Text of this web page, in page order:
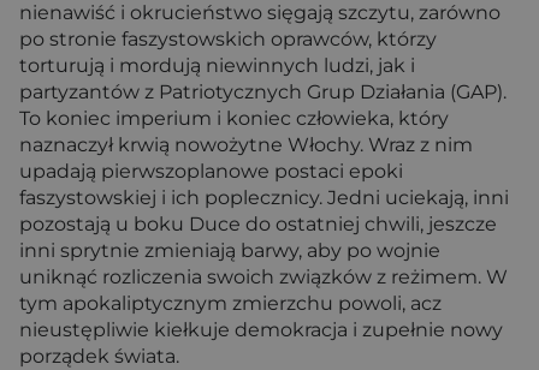
nienawiść i okrucieństwo sięgają szczytu, zarówno
po stronie faszystowskich oprawców, którzy
torturują i mordują niewinnych ludzi, jak i
partyzantów z Patriotycznych Grup Działania (GAP).
To koniec imperium i koniec człowieka, który
naznaczył krwią nowożytne Włochy. Wraz z nim
upadają pierwszoplanowe postaci epoki
faszystowskiej i ich poplecznicy. Jedni uciekają, inni
pozostają u boku Duce do ostatniej chwili, jeszcze
inni sprytnie zmieniają barwy, aby po wojnie
uniknąć rozliczenia swoich związków z reżimem. W
tym apokaliptycznym zmierzchu powoli, acz
nieustępliwie kiełkuje demokracja i zupełnie nowy
porządek świata.